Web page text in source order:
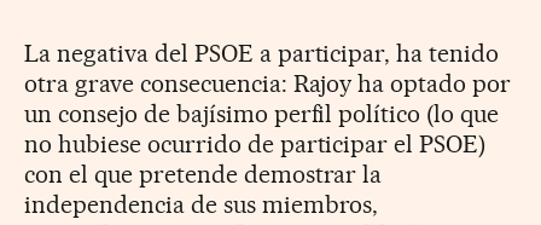
La negativa del PSOE a participar, ha tenido
otra grave consecuencia: Rajoy ha optado por
un consejo de bajísimo perfil político (lo que
no hubiese ocurrido de participar el PSOE)
con el que pretende demostrar la
independencia de sus miembros,